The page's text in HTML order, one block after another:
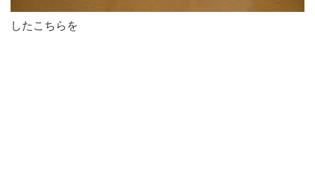
したこちらを